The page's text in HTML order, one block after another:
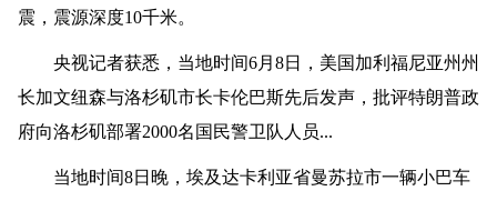
震，震源深度10千米。
央视记者获悉，当地时间6月8日，美国加利福尼亚州州
长加文纽森与洛杉矶市长卡伦巴斯先后发声，批评特朗普政
府向洛杉矶部署2000名国民警卫队人员...
当地时间8日晚，埃及达卡利亚省曼苏拉市一辆小巴车